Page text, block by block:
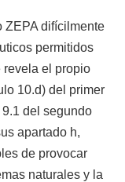
ZEPA difícilmente
permitidos
revela el propio
10.d) del primer
del segundo
apartado h,
de provocar
naturales y la